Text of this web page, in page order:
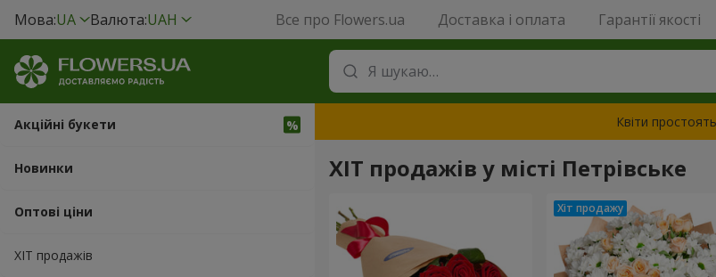
Мова:UA Валюта:UAH Все про Flowers.ua Доставка і оплата Гарантії якості
Акційні букети
Новинки
Оптові ціни
ХІТ продажів
Квіти
ХІТ продажів у місті Петрівське